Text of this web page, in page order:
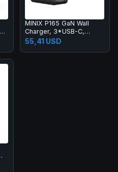
MINIX P165 GaN Wall
Charger, 3*USB-C,
1*USB-A
55,41 USD